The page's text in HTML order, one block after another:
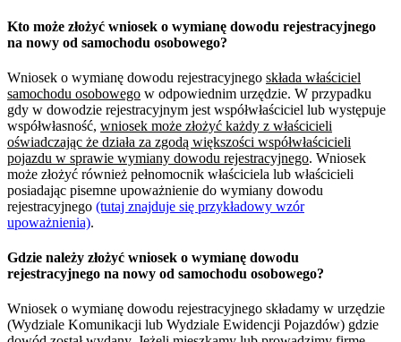
Kto może złożyć wniosek o wymianę dowodu rejestracyjnego
na nowy od samochodu osobowego?
Wniosek o wymianę dowodu rejestracyjnego składa właściciel
samochodu osobowego w odpowiednim urzędzie. W przypadku
gdy w dowodzie rejestracyjnym jest współwłaściciel lub występuje
współwłasność, wniosek może złożyć każdy z właścicieli
oświadczając że działa za zgodą większości współwłaścicieli
pojazdu w sprawie wymiany dowodu rejestracyjnego. Wniosek
może złożyć również pełnomocnik właściciela lub właścicieli
posiadając pisemne upoważnienie do wymiany dowodu
rejestracyjnego (tutaj znajduje się przykładowy wzór
upoważnienia).
Gdzie należy złożyć wniosek o wymianę dowodu
rejestracyjnego na nowy od samochodu osobowego?
Wniosek o wymianę dowodu rejestracyjnego składamy w urzędzie
(Wydziale Komunikacji lub Wydziale Ewidencji Pojazdów) gdzie